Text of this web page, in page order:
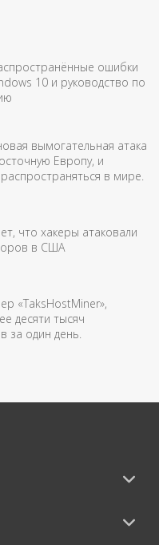
ошибки
10 и руководство по
вымогательная атака
Европу, и
в мире.
что хакеры атаковали
в США
«TaksHostMiner»,
десяти тысяч
за один день.